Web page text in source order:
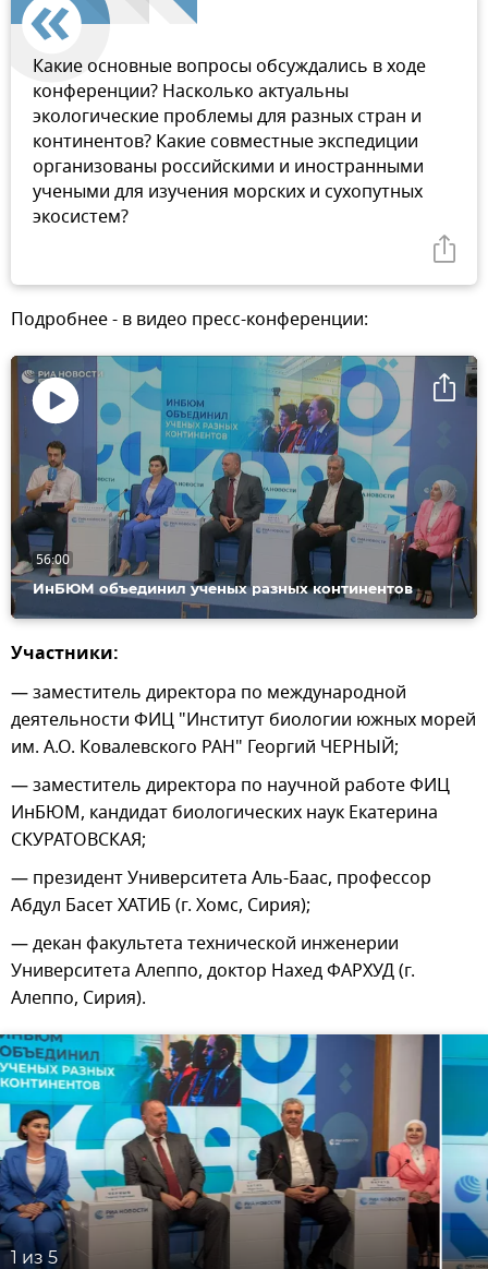
Какие основные вопросы обсуждались в ходе
конференции? Насколько актуальны
экологические проблемы для разных стран и
континентов? Какие совместные экспедиции
организованы российскими и иностранными
учеными для изучения морских и сухопутных
экосистем?
Подробнее - в видео пресс-конференции:
Воспроизвести
видео
ИнБЮМ объединил ученых разных континентов
56:00
Участники:
— заместитель директора по международной
деятельности ФИЦ "Институт биологии южных морей
им. А.О. Ковалевского РАН" Георгий ЧЕРНЫЙ;
— заместитель директора по научной работе ФИЦ
ИнБЮМ, кандидат биологических наук Екатерина
СКУРАТОВСКАЯ;
— президент Университета Аль-Баас, профессор
Абдул Басет ХАТИБ (г. Хомс, Сирия);
— декан факультета технической инженерии
Университета Алеппо, доктор Нахед ФАРХУД (г.
Алеппо, Сирия).
1 из 5